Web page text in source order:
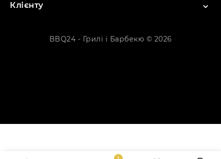
Клієнту
BBQ24 - Грилі і Барбекю © 2026